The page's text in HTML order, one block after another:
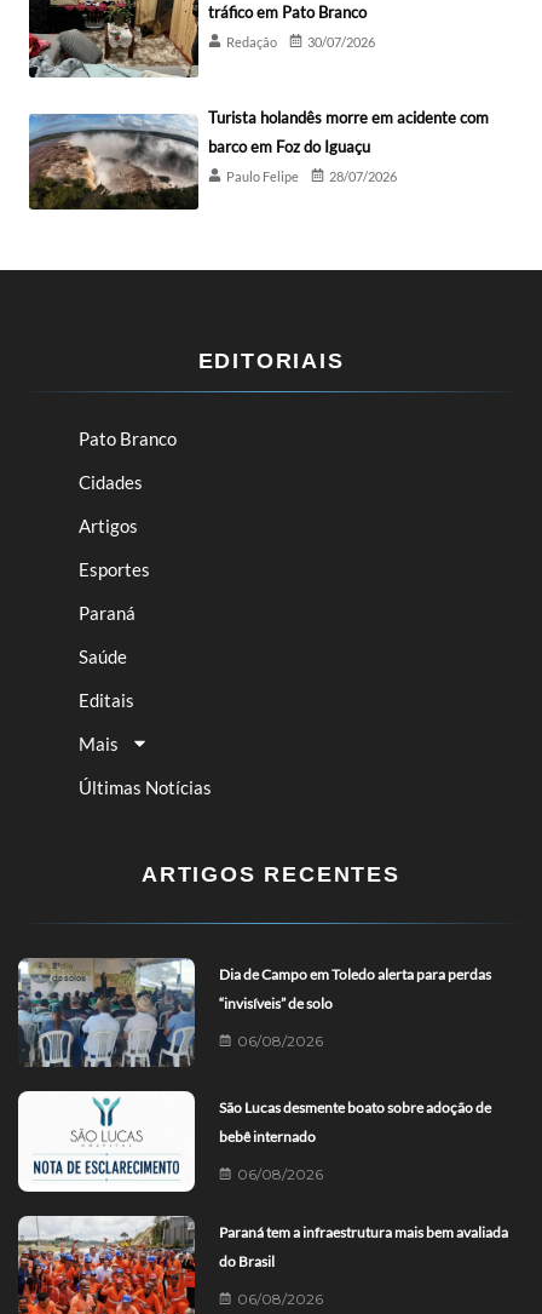
tráfico em Pato Branco
Redação 30/07/2026
Turista holandês morre em acidente com
barco em Foz do Iguaçu
Paulo Felipe 28/07/2026
EDITORIAIS
Pato Branco
Cidades
Artigos
Esportes
Paraná
Saúde
Editais
Mais
Últimas Notícias
ARTIGOS RECENTES
Dia de Campo em Toledo alerta para perdas
“invisíveis” de solo
06/08/2026
São Lucas desmente boato sobre adoção de
bebê internado
06/08/2026
Paraná tem a infraestrutura mais bem avaliada
do Brasil
06/08/2026